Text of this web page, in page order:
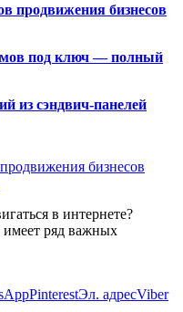
продвижения бизнесов
под ключ — полный
из сэндвич-панелей
бизнесов
в интернете?
имеет ряд важных
PinterestЭл. адресViber